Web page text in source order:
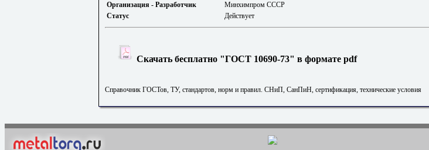
Организация - Разработчик
Минхимпром СССР
Статус
Действует
Скачать бесплатно "ГОСТ 10690-73" в формате pdf
Справочник ГОСТов, ТУ, стандартов, норм и правил. СНиП, СанПиН, сертификация, технические условия